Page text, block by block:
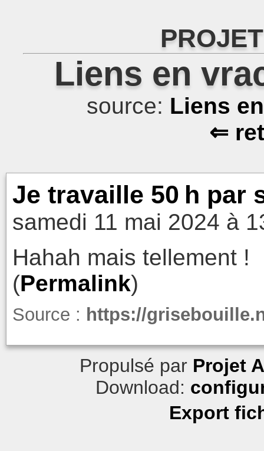
Liens en
source: Liens
⇐
Je travaille 50 h par
samedi 11 mai 2024 à
Hahah mais tellement !
(Permalink)
Source : https://
Propulsé par Projet
Download:
Export